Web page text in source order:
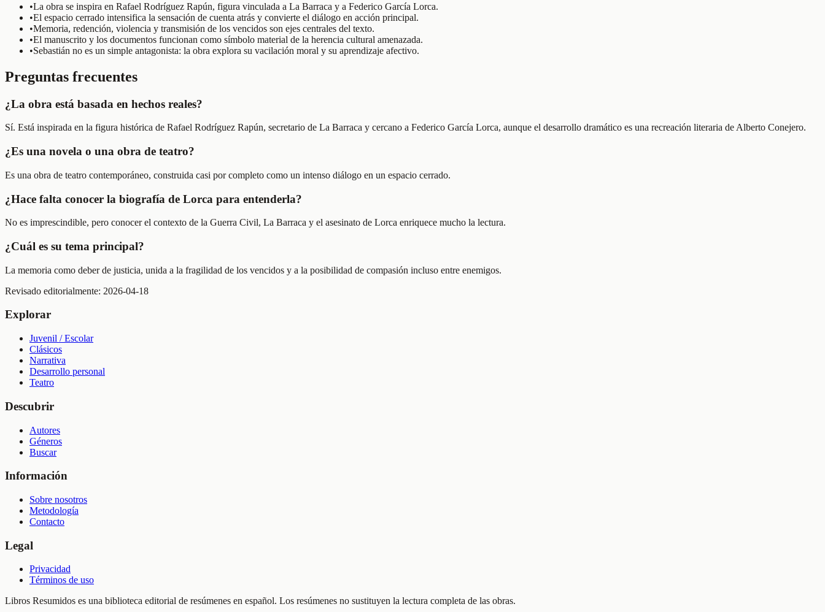
•La obra se inspira en Rafael Rodríguez Rapún, figura vinculada a La Barraca y a Federico García Lorca.
•El espacio cerrado intensifica la sensación de cuenta atrás y convierte el diálogo en acción principal.
•Memoria, redención, violencia y transmisión de los vencidos son ejes centrales del texto.
•El manuscrito y los documentos funcionan como símbolo material de la herencia cultural amenazada.
•Sebastián no es un simple antagonista: la obra explora su vacilación moral y su aprendizaje afectivo.
Preguntas frecuentes
¿La obra está basada en hechos reales?
Sí. Está inspirada en la figura histórica de Rafael Rodríguez Rapún, secretario de La Barraca y cercano a Federico García Lorca, aunque el desarrollo dramático es una recreación literaria de Alberto Conejero.
¿Es una novela o una obra de teatro?
Es una obra de teatro contemporáneo, construida casi por completo como un intenso diálogo en un espacio cerrado.
¿Hace falta conocer la biografía de Lorca para entenderla?
No es imprescindible, pero conocer el contexto de la Guerra Civil, La Barraca y el asesinato de Lorca enriquece mucho la lectura.
¿Cuál es su tema principal?
La memoria como deber de justicia, unida a la fragilidad de los vencidos y a la posibilidad de compasión incluso entre enemigos.
Revisado editorialmente: 2026-04-18
Explorar
Juvenil / Escolar
Clásicos
Narrativa
Desarrollo personal
Teatro
Descubrir
Autores
Géneros
Buscar
Información
Sobre nosotros
Metodología
Contacto
Legal
Privacidad
Términos de uso
Libros Resumidos es una biblioteca editorial de resúmenes en español. Los resúmenes no sustituyen la lectura completa de las obras.